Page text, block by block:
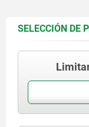
SELECCIÓN DE